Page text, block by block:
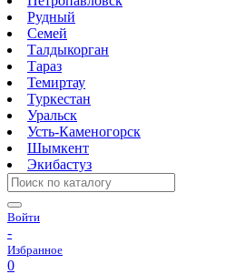
Рудный
Семей
Талдыкорган
Тараз
Темиртау
Туркестан
Уральск
Усть-Каменогорск
Шымкент
Экибастуз
Войти
-
Избранное
0